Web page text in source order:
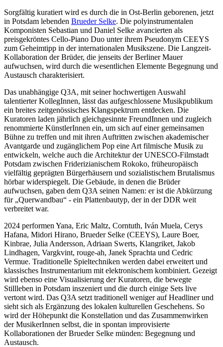
Sorgfältig kuratiert wird es durch die in Ost-Berlin geborenen, jetzt
in Potsdam lebenden Brueder Selke. Die polyinstrumentalen
Komponisten Sebastian und Daniel Selke avancierten als
preisgekröntes Cello-Piano Duo unter ihrem Pseudonym CEEYS
zum Geheimtipp in der internationalen Musikszene. Die Langzeit-
Kollaboration der Brüder, die jenseits der Berliner Mauer
aufwuchsen, wird durch die wesentlichen Elemente Begegnung und
Austausch charakterisiert.
Das unabhängige Q3A, mit seiner hochwertigen Auswahl
talentierter KollegInnen, lässt das aufgeschlossene Musikpublikum
ein breites zeitgenössisches Klangspektrum entdecken. Die
Kuratoren laden jährlich gleichgesinnte FreundInnen und zugleich
renommierte KünstlerInnen ein, um sich auf einer gemeinsamen
Bühne zu treffen und mit ihren Auftritten zwischen akademischer
Avantgarde und zugänglichem Pop eine Art filmische Musik zu
entwickeln, welche auch die Architektur der UNESCO-Filmstadt
Potsdam zwischen Friderizianischem Rokoko, früheuropäisch
vielfältig geprägten Bürgerhäusern und sozialistischem Brutalismus
hörbar widerspiegelt. Die Gebäude, in denen die Brüder
aufwuchsen, gaben dem Q3A seinen Namen: er ist die Abkürzung
für „Querwandbau“ - ein Plattenbautyp, der in der DDR weit
verbreitet war.
2024 performen Yana, Eric Maltz, Corntuth, Iván Muela, Cerys
Hafana, Midori Hirano, Brueder Selke (CEEYS), Laure Boer,
Kinbrae, Julia Andersson, Adriaan Swerts, Klangriket, Jakob
Lindhagen, Vargkvint, rouge-ah, Janek Sprachta und Cedric
Vermue. Traditionelle Spieltechniken werden dabei erweitert und
klassisches Instrumentarium mit elektronischem kombiniert. Gezeigt
wird ebenso eine Visualisierung der Kuratoren, die bewegte
Stillleben in Potsdam inszeniert und die durch einige Sets live
vertont wird. Das Q3A setzt traditionell weniger auf Headliner und
sieht sich als Ergänzung des lokalen kulturellen Geschehens. So
wird der Höhepunkt die Konstellation und das Zusammenwirken
der MusikerInnen selbst, die in spontan improvisierte
Kollaborationen der Brueder Selke münden: Begegnung und
Austausch.